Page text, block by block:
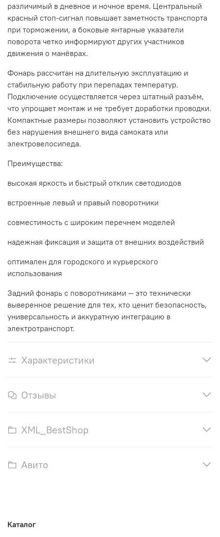
различимый в дневное и ночное время. Центральный
красный стоп-сигнал повышает заметность транспорта
при торможении, а боковые янтарные указатели
поворота четко информируют других участников
движения о манёврах.
Фонарь рассчитан на длительную эксплуатацию и
стабильную работу при перепадах температур.
Подключение осуществляется через штатный разъём,
что упрощает монтаж и не требует доработки проводки.
Компактные размеры позволяют установить устройство
без нарушения внешнего вида самоката или
электровелосипеда.
Преимущества:
высокая яркость и быстрый отклик светодиодов
встроенные левый и правый поворотники
совместимость с широким перечнем моделей
надежная фиксация и защита от внешних воздействий
оптимален для городского и курьерского
использования
Задний фонарь с поворотниками — это технически
выверенное решение для тех, кто ценит безопасность,
универсальность и аккуратную интеграцию в
электротранспорт.
Характеристики
Отзывы
XML_BestShop
Авито
Каталог